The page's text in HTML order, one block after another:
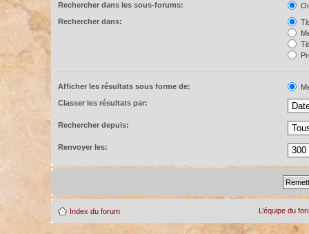
Rechercher dans les sous-forums:
Rechercher dans:
Afficher les résultats sous forme de:
Classer les résultats par:
Rechercher depuis:
Renvoyer les:
Index du forum L’équipe du